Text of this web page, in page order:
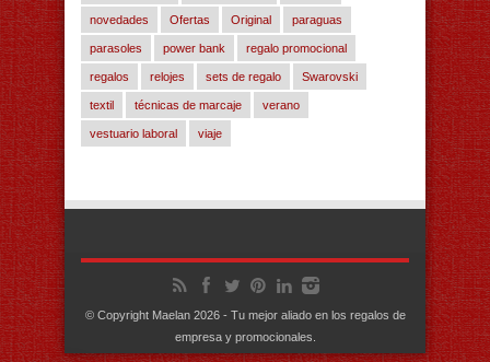
novedades Ofertas Original paraguas
parasoles power bank regalo promocional
regalos relojes sets de regalo Swarovski
textil técnicas de marcaje verano
vestuario laboral viaje
© Copyright Maelan 2026 - Tu mejor aliado en los regalos de
empresa y promocionales.